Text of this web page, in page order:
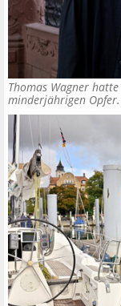
Thomas Wagner
minderjährigen